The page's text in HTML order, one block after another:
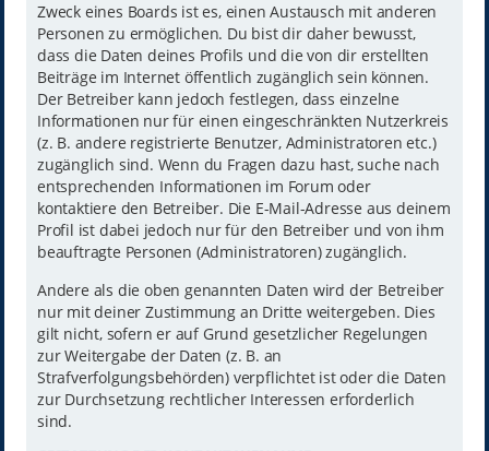
Zweck eines Boards ist es, einen Austausch mit anderen
Personen zu ermöglichen. Du bist dir daher bewusst,
dass die Daten deines Profils und die von dir erstellten
Beiträge im Internet öffentlich zugänglich sein können.
Der Betreiber kann jedoch festlegen, dass einzelne
Informationen nur für einen eingeschränkten Nutzerkreis
(z. B. andere registrierte Benutzer, Administratoren etc.)
zugänglich sind. Wenn du Fragen dazu hast, suche nach
entsprechenden Informationen im Forum oder
kontaktiere den Betreiber. Die E-Mail-Adresse aus deinem
Profil ist dabei jedoch nur für den Betreiber und von ihm
beauftragte Personen (Administratoren) zugänglich.
Andere als die oben genannten Daten wird der Betreiber
nur mit deiner Zustimmung an Dritte weitergeben. Dies
gilt nicht, sofern er auf Grund gesetzlicher Regelungen
zur Weitergabe der Daten (z. B. an
Strafverfolgungsbehörden) verpflichtet ist oder die Daten
zur Durchsetzung rechtlicher Interessen erforderlich
sind.